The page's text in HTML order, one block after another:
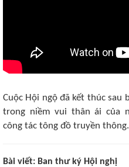
Cuộc Hội ngộ đã kết thúc
trong niềm vui thân ái của
công tác tông đồ truyền thông.
Bài viết: Ban thư ký Hội nghị